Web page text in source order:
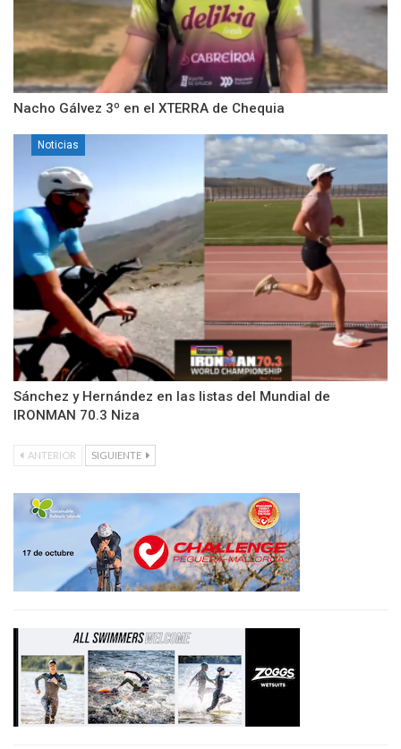
Nacho Gálvez 3º en el XTERRA de Chequia
Noticias
Sánchez y Hernández en las listas del Mundial de
IRONMAN 70.3 Niza
ANTERIOR SIGUIENTE